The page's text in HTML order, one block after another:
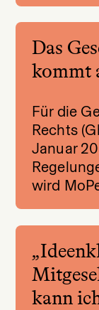
Das
kommt
Für die
Rechts
Januar
wird
kann